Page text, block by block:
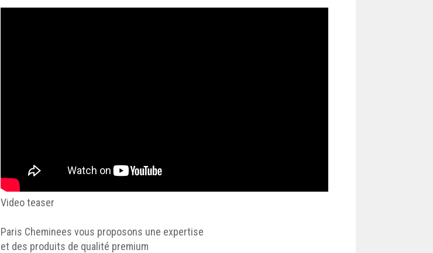
Video teaser
Paris Cheminees vous proposons une expertise
et des produits de qualité premium